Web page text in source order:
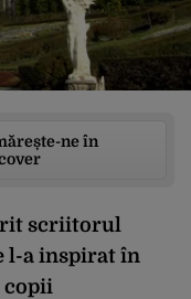
ne în
scriitorul
l-a inspirat în
copii